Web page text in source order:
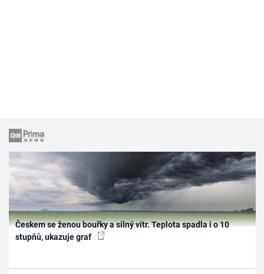
Českem se ženou bouřky a silný vítr. Teplota spadla i o 10
stupňů, ukazuje graf